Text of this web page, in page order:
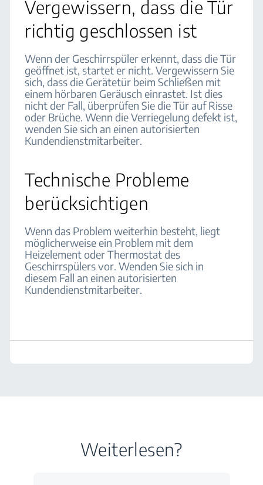
Vergewissern, dass die Tür
richtig geschlossen ist
Wenn der Geschirrspüler erkennt, dass die Tür
geöffnet ist, startet er nicht. Vergewissern Sie
sich, dass die Gerätetür beim Schließen mit
einem hörbaren Geräusch einrastet. Ist dies
nicht der Fall, überprüfen Sie die Tür auf Risse
oder Brüche. Wenn die Verriegelung defekt ist,
wenden Sie sich an einen autorisierten
Kundendienstmitarbeiter.
Technische Probleme
berücksichtigen
Wenn das Problem weiterhin besteht, liegt
möglicherweise ein Problem mit dem
Heizelement oder Thermostat des
Geschirrspülers vor. Wenden Sie sich in
diesem Fall an einen autorisierten
Kundendienstmitarbeiter.
Weiterlesen?